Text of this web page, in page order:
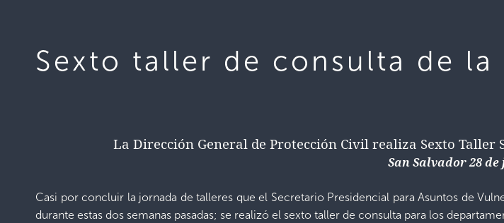
Sexto taller de consulta de
La Dirección General de Protección Civil realiza Sexto Taller
San Salvador 28 de
Casi por concluir la jornada de talleres que el Secretario Presidencial para Asuntos de
durante estas dos semanas pasadas; se realizó el sexto taller de consulta para los